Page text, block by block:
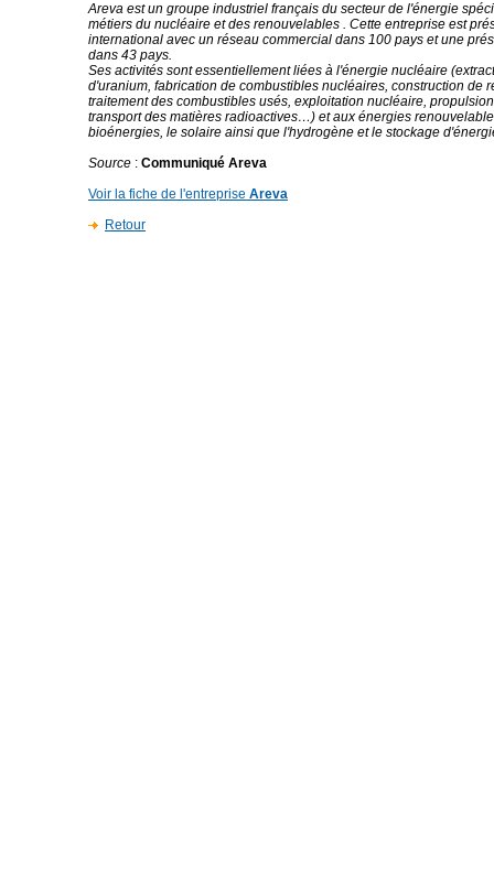
Areva est un groupe industriel français du secteur de l'énergie
métiers du nucléaire et des renouvelables . Cette entreprise est
international avec un réseau commercial dans 100 pays et une
dans 43 pays.
Ses activités sont essentiellement liées à l'énergie nucléaire
d'uranium, fabrication de combustibles nucléaires, construction de
traitement des combustibles usés, exploitation nucléaire,
transport des matières radioactives…) et aux énergies
bioénergies, le solaire ainsi que l'hydrogène et le stockage
Source : Communiqué Areva
Voir la fiche de l'entreprise Areva
Retour